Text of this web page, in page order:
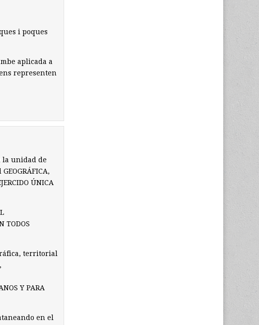
i poques
aplicada a
ens representen
la unidad de
ÚNICA
TODOS
territorial
Y PARA
en el